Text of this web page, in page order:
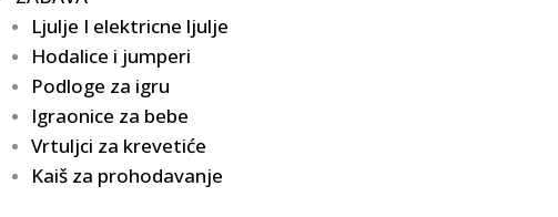
Ljulje I elektricne ljulje
Hodalice i jumperi
Podloge za igru
Igraonice za bebe
Vrtuljci za krevetiće
Kaiš za prohodavanje